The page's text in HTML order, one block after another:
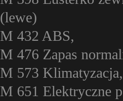
(lewe)
M 432 ABS,
M 476 Zapas
M 573 Klimatyzacja,
M 651 Elektryczne